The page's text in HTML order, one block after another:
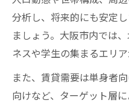
分析し、将来的にも安定
ましょう。大阪市内では
ネスや学生の集まるエリア
また、賃貸需要は単身者
向けなど、ターゲット層に